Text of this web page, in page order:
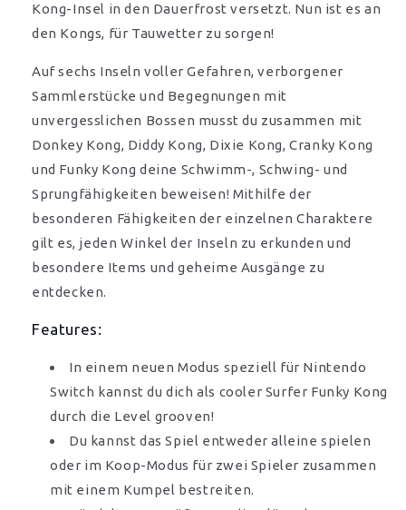
Kong-Insel in den Dauerfrost versetzt. Nun ist es an
den Kongs, für Tauwetter zu sorgen!
Auf sechs Inseln voller Gefahren, verborgener
Sammlerstücke und Begegnungen mit
unvergesslichen Bossen musst du zusammen mit
Donkey Kong, Diddy Kong, Dixie Kong, Cranky Kong
und Funky Kong deine Schwimm-, Schwing- und
Sprungfähigkeiten beweisen! Mithilfe der
besonderen Fähigkeiten der einzelnen Charaktere
gilt es, jeden Winkel der Inseln zu erkunden und
besondere Items und geheime Ausgänge zu
entdecken.
Features:
In einem neuen Modus speziell für Nintendo
Switch kannst du dich als cooler Surfer Funky Kong
durch die Level grooven!
Du kannst das Spiel entweder alleine spielen
oder im Koop-Modus für zwei Spieler zusammen
mit einem Kumpel bestreiten.